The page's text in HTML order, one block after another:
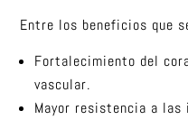
Entre los beneficios que
Fortalecimiento del
vascular.
Mayor resistencia a